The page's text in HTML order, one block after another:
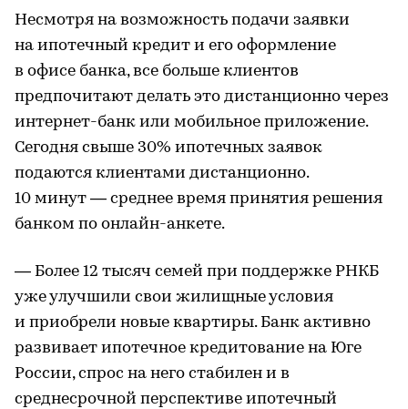
Несмотря на возможность подачи заявки
на ипотечный кредит и его оформление
в офисе банка, все больше клиентов
предпочитают делать это дистанционно через
интернет-банк или мобильное приложение.
Сегодня свыше 30% ипотечных заявок
подаются клиентами дистанционно.
10 минут — среднее время принятия решения
банком по онлайн-анкете.
— Более 12 тысяч семей при поддержке РНКБ
уже улучшили свои жилищные условия
и приобрели новые квартиры. Банк активно
развивает ипотечное кредитование на Юге
России, спрос на него стабилен и в
среднесрочной перспективе ипотечный